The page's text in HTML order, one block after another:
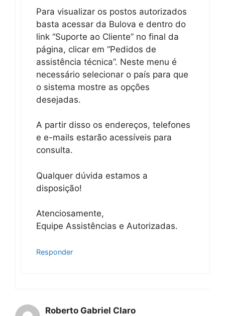
Para visualizar os postos autorizados
basta acessar da Bulova e dentro do
link “Suporte ao Cliente” no final da
página, clicar em “Pedidos de
assistência técnica”. Neste menu é
necessário selecionar o país para que
o sistema mostre as opções
desejadas.
A partir disso os endereços, telefones
e e-mails estarão acessíveis para
consulta.
Qualquer dúvida estamos a
disposição!
Atenciosamente,
Equipe Assistências e Autorizadas.
Responder
Roberto Gabriel Claro